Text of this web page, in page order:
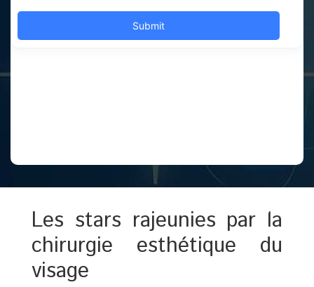
Les stars rajeunies par la
chirurgie esthétique du
visage